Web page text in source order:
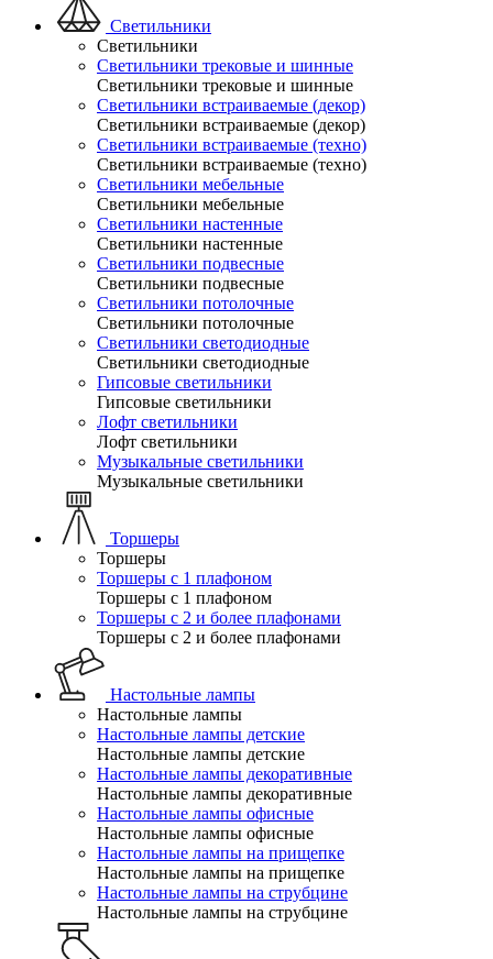
Светильники
Светильники
Светильники трековые и шинные
Светильники трековые и шинные
Светильники встраиваемые (декор)
Светильники встраиваемые (декор)
Светильники встраиваемые (техно)
Светильники встраиваемые (техно)
Светильники мебельные
Светильники мебельные
Светильники настенные
Светильники настенные
Светильники подвесные
Светильники подвесные
Светильники потолочные
Светильники потолочные
Светильники светодиодные
Светильники светодиодные
Гипсовые светильники
Гипсовые светильники
Лофт светильники
Лофт светильники
Музыкальные светильники
Музыкальные светильники
Торшеры
Торшеры
Торшеры с 1 плафоном
Торшеры с 1 плафоном
Торшеры с 2 и более плафонами
Торшеры с 2 и более плафонами
Настольные лампы
Настольные лампы
Настольные лампы детские
Настольные лампы детские
Настольные лампы декоративные
Настольные лампы декоративные
Настольные лампы офисные
Настольные лампы офисные
Настольные лампы на прищепке
Настольные лампы на прищепке
Настольные лампы на струбцине
Настольные лампы на струбцине